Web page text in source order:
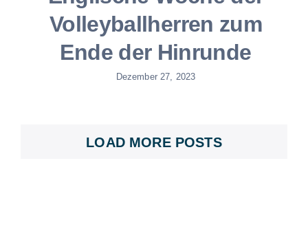
Volleyballherren zum
Ende der Hinrunde
Dezember 27, 2023
LOAD MORE POSTS